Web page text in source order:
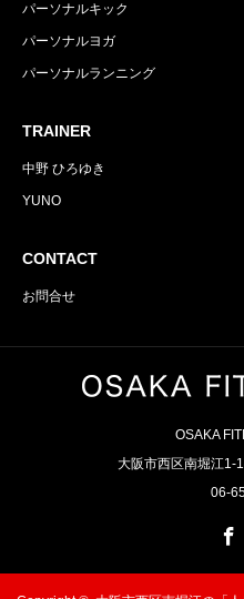
パーソナルキック
パーソナルヨガ
パーソナルランニング
TRAINER
中野 ひろゆき
YUNO
CONTACT
お問合せ
OSAKA
大阪市西区南堀江1-
06-